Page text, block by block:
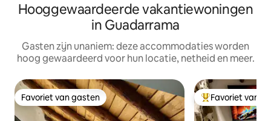
Hooggewaardeerde vakantiewoningen
in Guadarrama
Gasten zijn unaniem: deze accommodaties worden
hoog gewaardeerd voor hun locatie, netheid en meer.
Favoriet van gasten
Favoriet van gasten Topfavoriet van
Favoriet van